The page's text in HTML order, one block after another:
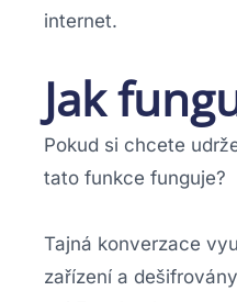
internet.
Jak
Pokud si chcete
tato funkce funguje?
Tajná konverzace
zařízení a